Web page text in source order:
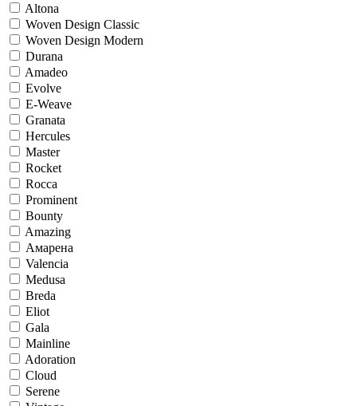
Altona
Woven Design Classic
Woven Design Modern
Durana
Amadeo
Evolve
E-Weave
Granata
Hercules
Master
Rocket
Rocca
Prominent
Bounty
Amazing
Амарена
Valencia
Medusa
Breda
Eliot
Gala
Mainline
Adoration
Cloud
Serene